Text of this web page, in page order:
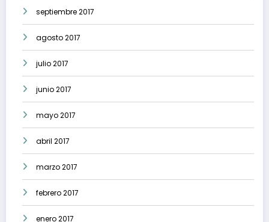
septiembre 2017
agosto 2017
julio 2017
junio 2017
mayo 2017
abril 2017
marzo 2017
febrero 2017
enero 2017